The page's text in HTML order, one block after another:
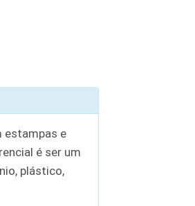
estampas e
é ser um
plástico,